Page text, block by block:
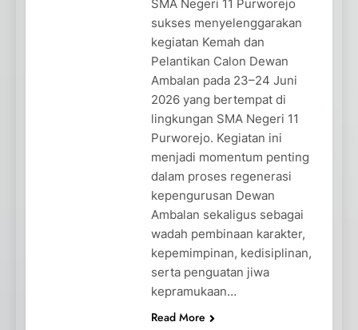
SMA Negeri 11 Purworejo
sukses menyelenggarakan
kegiatan Kemah dan
Pelantikan Calon Dewan
Ambalan pada 23–24 Juni
2026 yang bertempat di
lingkungan SMA Negeri 11
Purworejo. Kegiatan ini
menjadi momentum penting
dalam proses regenerasi
kepengurusan Dewan
Ambalan sekaligus sebagai
wadah pembinaan karakter,
kepemimpinan, kedisiplinan,
serta penguatan jiwa
kepramukaan…
Read More